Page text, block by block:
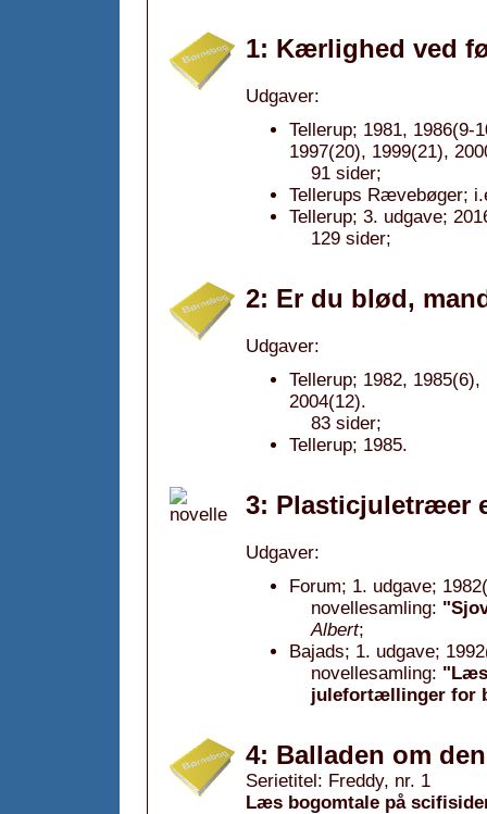
1: Kærlighed ved
Udgaver:
Tellerup; 1981, 1986(9-
1997(20), 1999(21),
91 sider;
Tellerups Rævebøger;
Tellerup; 3. udgave;
129 sider;
2: Er du blød,
Udgaver:
Tellerup; 1982,
2004(12).
83 sider;
Tellerup; 1985.
3: Plasticjuletræer
Udgaver:
Forum; 1. udgave;
novellesamling:
Albert;
Bajads; 1. udgave;
novellesamling:
julefortællinger for
4: Balladen om
Serietitel: Freddy, nr. 1
Læs bogomtale på